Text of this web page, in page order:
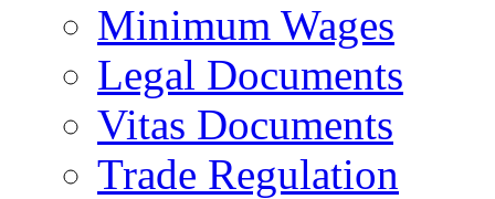
Minimum Wages
Legal Documents
Vitas Documents
Trade Regulation